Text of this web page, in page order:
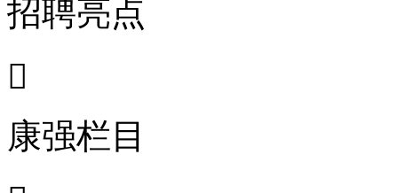
招聘亮点

康强栏目